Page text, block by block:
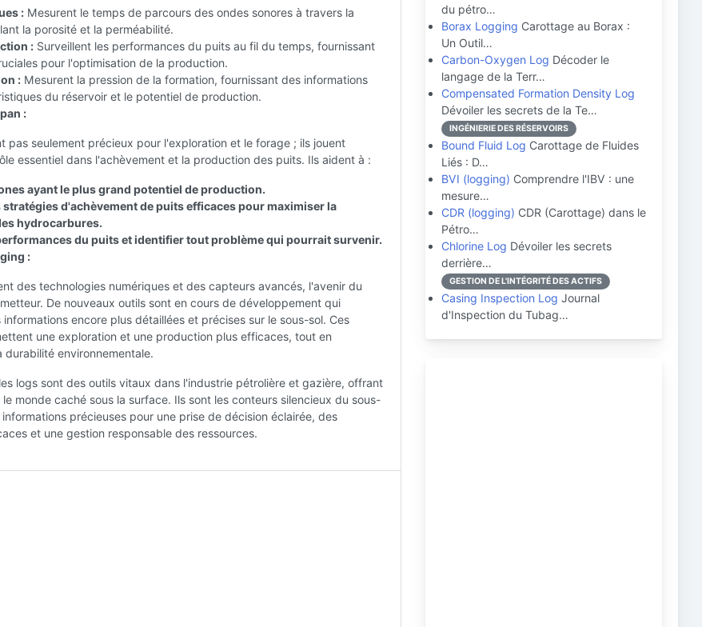
: Mesurent le temps de parcours des ondes sonores à travers la
la porosité et la perméabilité.
: Surveillent les performances du puits au fil du temps, fournissant
pour l'optimisation de la production.
: Mesurent la pression de la formation, fournissant des informations
du réservoir et le potentiel de production.
:
pas seulement précieux pour l'exploration et le forage ; ils jouent
essentiel dans l'achèvement et la production des puits. Ils aident à :
ayant le plus grand potentiel de production.
d'achèvement de puits efficaces pour maximiser la
hydrocarbures.
du puits et identifier tout problème qui pourrait survenir.
:
des technologies numériques et des capteurs avancés, l'avenir du
De nouveaux outils sont en cours de développement qui
encore plus détaillées et précises sur le sous-sol. Ces
une exploration et une production plus efficaces, tout en
durabilité environnementale.
logs sont des outils vitaux dans l'industrie pétrolière et gazière, offrant
monde caché sous la surface. Ils sont les conteurs silencieux du sous-
précieuses pour une prise de décision éclairée, des
et une gestion responsable des ressources.
du pétro…
Borax Logging Carottage au Borax :
Un Outil…
Carbon-Oxygen Log Décoder le
langage de la Terr…
Compensated Formation Density Log
Dévoiler les secrets de la Te…
INGÉNIERIE DES RÉSERVOIRS
Bound Fluid Log Carottage de Fluides
Liés : D…
BVI (logging) Comprendre l'IBV : une
mesure…
CDR (logging) CDR (Carottage) dans le
Pétro…
Chlorine Log Dévoiler les secrets
derrière…
GESTION DE L'INTÉGRITÉ DES ACTIFS
Casing Inspection Log Journal
d'Inspection du Tubag…